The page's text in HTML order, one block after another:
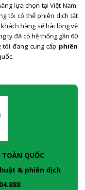
lựa chọn tại Việt Nam.
tôi có thể phiên dịch tất
hàng sẽ hài lòng về
ty đã có hệ thống gần 60
đang cung cấp phiên
QUỐC
& phiên dịch